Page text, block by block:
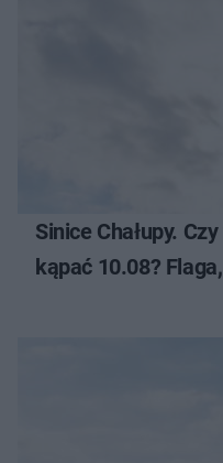
Sinice Chałupy.
kąpać 10.08?